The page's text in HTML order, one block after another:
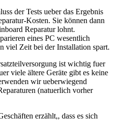
der Tests ueber das Ergebnis
Kosten. Sie können dann
Reparatur lohnt.
eines PC wesentlich
viel Zeit bei der Installation spart.
ist wichtig fuer
viele ältere Geräte gibt es keine
wir ueberwiegend
(natuerlich vorher
erzählt,, dass es sich